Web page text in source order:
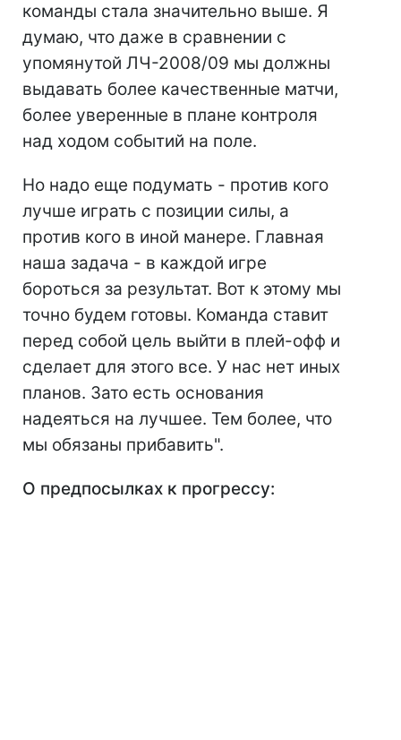
команды стала значительно выше. Я
думаю, что даже в сравнении с
упомянутой ЛЧ-2008/09 мы должны
выдавать более качественные матчи,
более уверенные в плане контроля
над ходом событий на поле.
Но надо еще подумать - против кого
лучше играть с позиции силы, а
против кого в иной манере. Главная
наша задача - в каждой игре
бороться за результат. Вот к этому мы
точно будем готовы. Команда ставит
перед собой цель выйти в плей-офф и
сделает для этого все. У нас нет иных
планов. Зато есть основания
надеяться на лучшее. Тем более, что
мы обязаны прибавить".
О предпосылках к прогрессу: